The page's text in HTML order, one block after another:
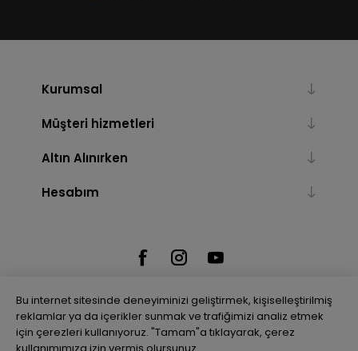
Kurumsal
Müşteri hizmetleri
Altın Alınırken
Hesabım
Powered bynopCommerce
Bu internet sitesinde deneyiminizi geliştirmek, kişiselleştirilmiş
reklamlar ya da içerikler sunmak ve trafiğimizi analiz etmek
için çerezleri kullanıyoruz. "Tamam"a tıklayarak, çerez